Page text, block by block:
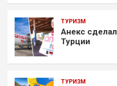
ТУРИЗМ
Анекс
Турции
ТУРИЗМ